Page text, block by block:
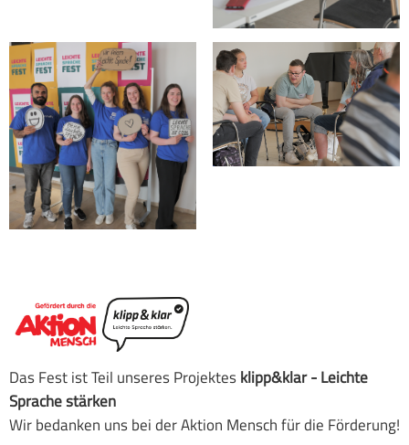
Das Fest ist Teil unseres Projektesklipp&klar - Leichte
Sprache stärken
Wir bedanken uns bei der Aktion Mensch für die Förderung!